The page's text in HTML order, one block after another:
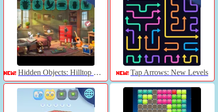
Hidden Objects: Hilltop Manor Tap Arrows: New Levels